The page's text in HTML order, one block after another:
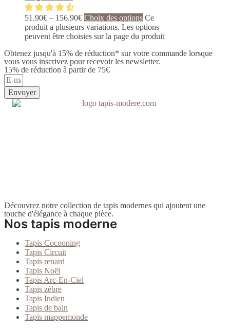
51.90€ – 156.90€ Choix des options Ce
produit a plusieurs variations. Les options
peuvent être choisies sur la page du produit
Obtenez jusqu'à 15% de réduction* sur votre commande lorsque
vous vous inscrivez pour recevoir les newsletter.
15% de réduction à partir de 75€
Envoyer
Découvrez notre collection de tapis modernes qui ajoutent une
touche d'élégance à chaque pièce.
Nos tapis moderne
Tapis Cocooning
Tapis Circuit
Tapis renard
Tapis Noël
Tapis Arc-En-Ciel
Tapis zèbre
Tapis Indien
Tapis de bain
Tapis mappemonde